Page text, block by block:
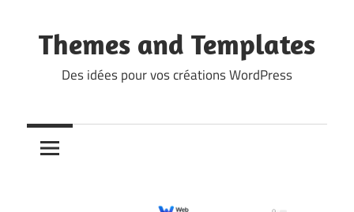
content
Themes and Templates
Des idées pour vos créations WordPress